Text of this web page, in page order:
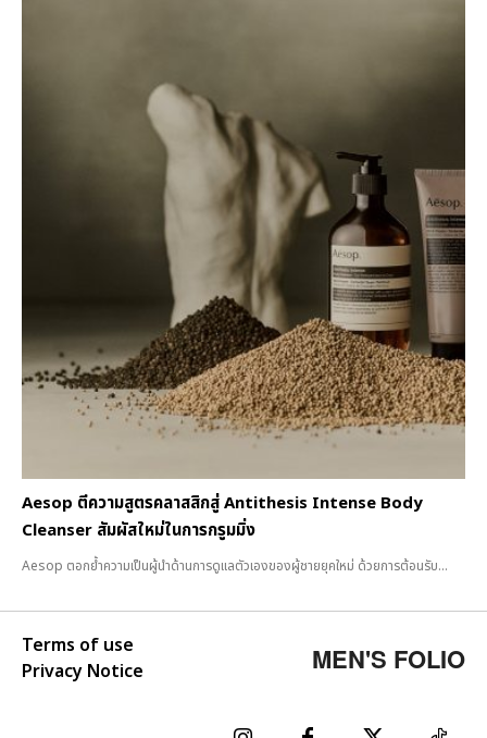
Aesop ตีความสูตรคลาสสิกสู่ Antithesis Intense Body
Cleanser สัมผัสใหม่ในการกรูมมิ่ง
Aesop ตอกย้ำความเป็นผู้นำด้านการดูแลตัวเองของผู้ชายยุคใหม่ ด้วยการต้อนรับ...
Terms of use
Privacy Notice
MEN'S FOLIO